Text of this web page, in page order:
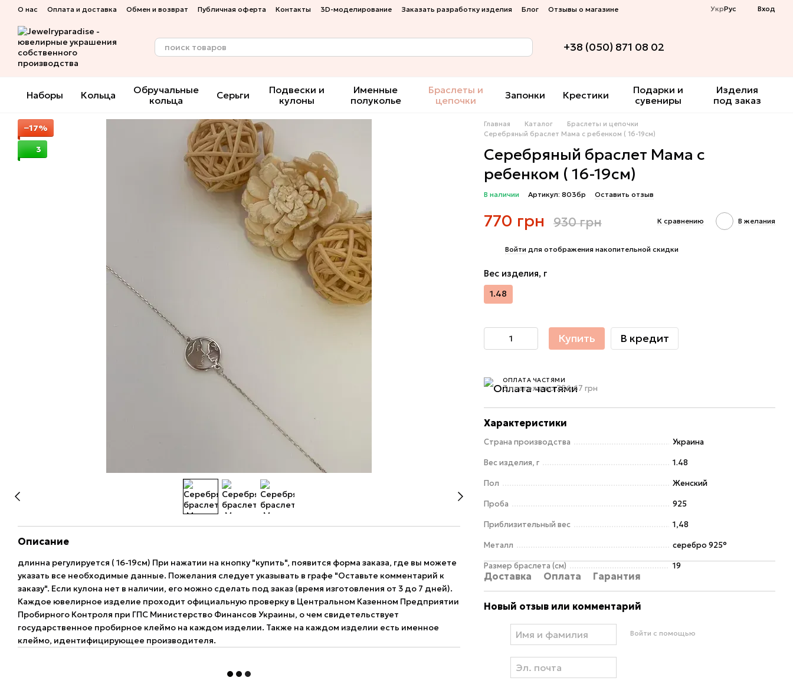
Перейти к основному контенту
О нас Оплата и доставка Обмен и возврат Публичная оферта Контакты 3D-моделирование Заказать разработку изделия Блог Отзывы о магазине УкрРус Вход
+38 (050) 871 08 02
Наборы Кольца
Обручальные
кольца
Серьги
Подвески и
кулоны
Именные
полуколье
Браслеты и
цепочки
Запонки Крестики
Подарки и
сувениры
Изделия
под заказ
−17%
3
Описание
длинна регулируется ( 16-19см) При нажатии на кнопку "купить", появится форма заказа, где вы можете
указать все необходимые данные. Пожелания следует указывать в графе "Оставьте комментарий к
заказу". Если кулона нет в наличии, его можно сделать под заказ (время изготовления от 3 до 7 дней).
Каждое ювелирное изделие проходит официальную проверку в Центральном Казенном Предприятии
Пробирного Контроля при ГПС Министерство Финансов Украины, о чем свидетельствует
государственное пробирное клеймо на каждом изделии. Также на каждом изделии есть именное
клеймо, идентифицирующее производителя.
Главная Каталог
Браслеты и цепочки
Серебряный браслет Мама с ребенком ( 16-19см)
Серебряный браслет Мама с
ребенком ( 16-19см)
В наличии Артикул: 803бр Оставить отзыв
770 грн 930 грн К сравнению В желания
Войти для отображения накопительной скидки
Вес изделия, г
1.48
Купить В кредит
ОПЛАТА ЧАСТЯМИ
3 платежа по 256.67 грн
Характеристики
Страна производства Украина
Вес изделия, г 1.48
Пол Женский
Проба 925
Приблизительный вес 1,48
Металл серебро 925°
Размер браслета (см) 19
Доставка Оплата Гарантия
Новый отзыв или комментарий
Войти с помощью